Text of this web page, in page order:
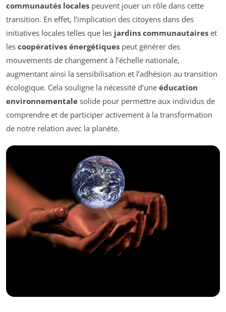
communautés locales peuvent jouer un rôle dans cette
transition. En effet, l’implication des citoyens dans des
initiatives locales telles que les jardins communautaires et
les coopératives énergétiques peut générer des
mouvements de changement à l’échelle nationale,
augmentant ainsi la sensibilisation et l’adhésion au transition
écologique. Cela souligne la nécessité d’une éducation
environnementale solide pour permettre aux individus de
comprendre et de participer activement à la transformation
de notre relation avec la planète.